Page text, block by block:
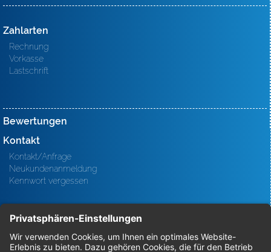
Zahlarten
Rechnung
Vorkasse
Lastschrift
Bewertungen
Kontakt
Kontakt/Anfrage
Neukundenanmeldung
Kennwort vergessen